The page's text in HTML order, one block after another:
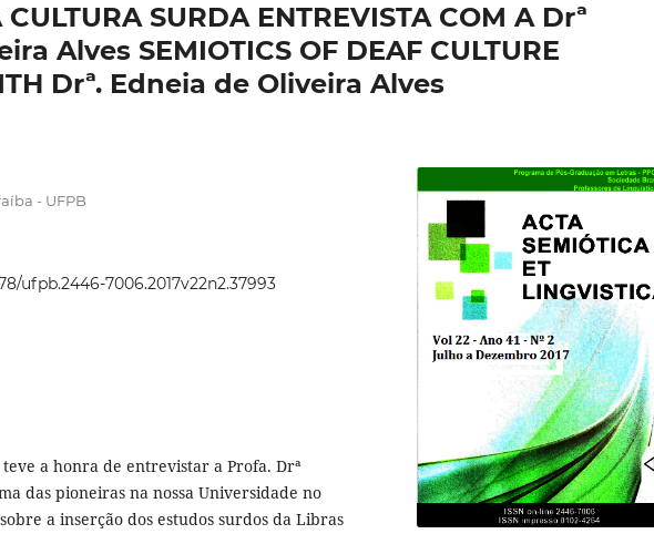
SURDA ENTREVISTA COM A Drª
Alves SEMIOTICS OF DEAF CULTURE
Drª. Edneia de Oliveira Alves
- UFPB
ufpb.2446-7006.2017v22n2.37993
teve a honra de entrevistar a Profa. Drª
das pioneiras na nossa Universidade no
a inserção dos estudos surdos da Libras